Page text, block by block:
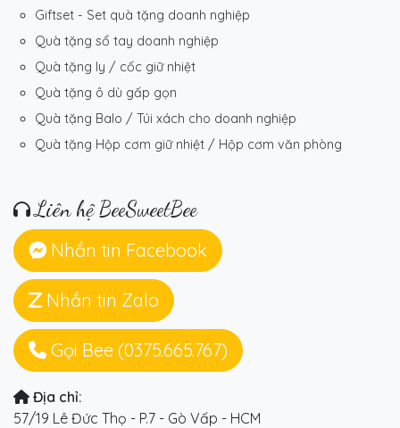
Giftset - Set quà tặng doanh nghiệp
Quà tặng sổ tay doanh nghiệp
Quà tặng ly / cốc giữ nhiệt
Quà tặng ô dù gấp gọn
Quà tặng Balo / Túi xách cho doanh nghiệp
Quà tặng Hộp cơm giữ nhiệt / Hộp cơm văn phòng
Liên hệ BeeSweetBee
Nhắn tin Facebook
Nhắn tin Zalo
Gọi Bee (0375.665.767)
Địa chỉ:
57/19 Lê Đức Thọ - P.7 - Gò Vấp - HCM